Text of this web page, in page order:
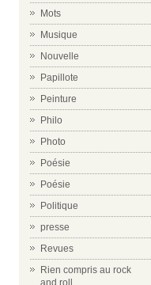
Mots
Musique
Nouvelle
Papillote
Peinture
Philo
Photo
Poésie
Poésie
Politique
presse
Revues
Rien compris au rock
and roll